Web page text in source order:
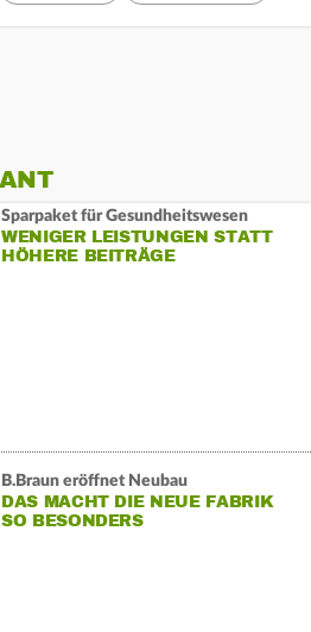
Sparpaket für Gesundheitswesen
WENIGER LEISTUNGEN STATT
HÖHERE BEITRÄGE
B.Braun eröffnet Neubau
DAS MACHT DIE NEUE FABRIK
SO BESONDERS